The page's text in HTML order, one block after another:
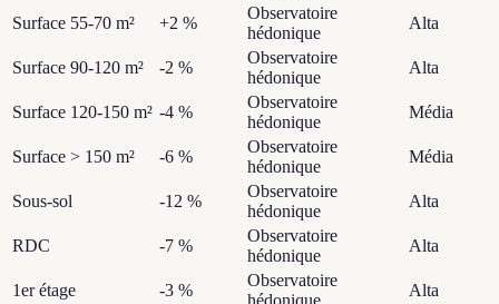
Surface 55-70 m² +2 %
Observatoire
hédonique
Alta
Surface 90-120 m² -2 %
Observatoire
hédonique
Alta
Surface 120-150 m² -4 %
Observatoire
hédonique
Média
Surface > 150 m² -6 %
Observatoire
hédonique
Média
Sous-sol -12 %
Observatoire
hédonique
Alta
RDC -7 %
Observatoire
hédonique
Alta
1er étage -3 %
Observatoire
Alta